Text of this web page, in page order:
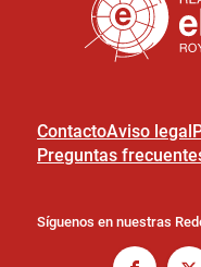
ContactoAviso legal
Preguntas
Síguenos en nuestras